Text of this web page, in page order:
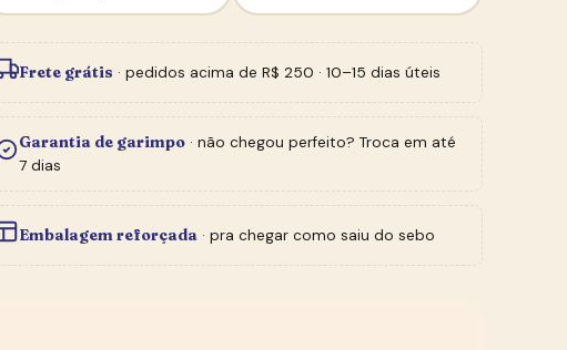
Frete grátis · pedidos acima de R$ 250 · 10–15 dias úteis
Garantia de garimpo · não chegou perfeito? Troca em até
7 dias
Embalagem reforçada · pra chegar como saiu do sebo